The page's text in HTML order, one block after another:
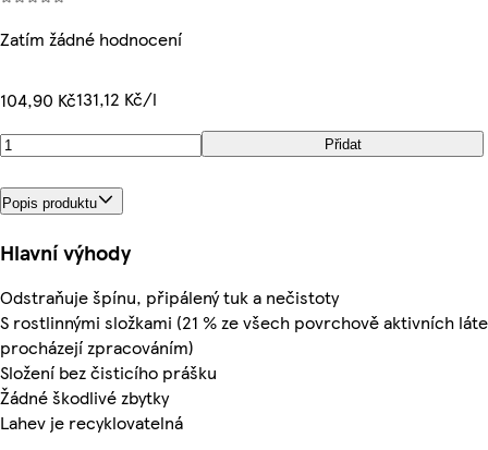
Zatím žádné hodnocení
104,90 Kč131,12 Kč/l
Přidat
Popis produktu
Hlavní výhody
Odstraňuje špínu, připálený tuk a nečistoty
S rostlinnými složkami (21 % ze všech povrchově aktivních
procházejí zpracováním)
Složení bez čisticího prášku
Žádné škodlivé zbytky
Lahev je recyklovatelná